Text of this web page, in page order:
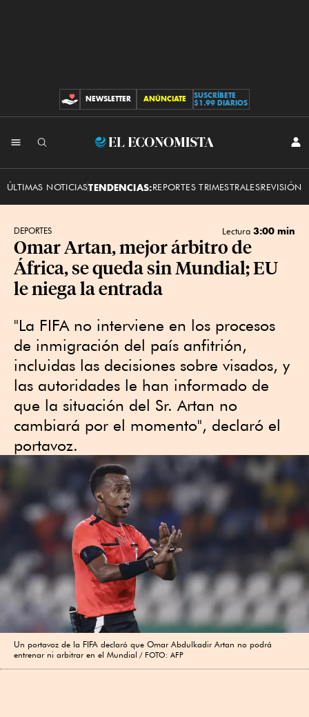
CONTRIBUCIONES
NEWSLETTER ANÚNCIATE
SUSCRÍBETE
$1.99 DIARIOS
El
ÚLTIMAS NOTICIASTENDENCIAS:REPORTES TRIMESTRALESREVISIÓN
DEPORTES Lectura 3:00 min
Omar Artan, mejor árbitro de
África, se queda sin Mundial; EU
le niega la entrada
"La FIFA no interviene en los procesos
de inmigración ​del país anfitrión,
incluidas las decisiones sobre visados, y
las autoridades le han informado de ​
que la situación del Sr. Artan no
cambiará por el momento", declaró el
portavoz.
Un portavoz de la FIFA declaró que Omar ⁠Abdulkadir Artan no podrá
entrenar ni arbitrar ⁠en el Mundial
FOTO: AFP